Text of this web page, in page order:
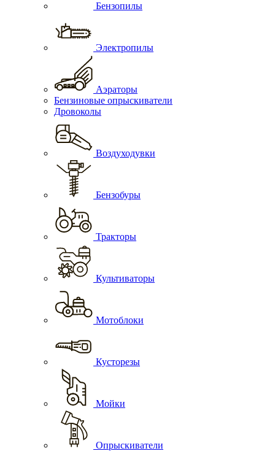
Бензопилы
Электропилы
Аэраторы
Бензиновые опрыскиватели
Дровоколы
Воздуходувки
Бензобуры
Тракторы
Культиваторы
Мотоблоки
Кусторезы
Мойки
Опрыскиватели